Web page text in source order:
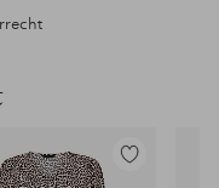
Toevoegen